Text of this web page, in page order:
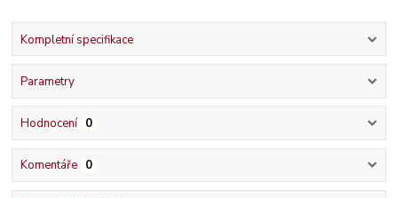
Kompletní specifikace
Parametry
Hodnocení 0
Komentáře 0